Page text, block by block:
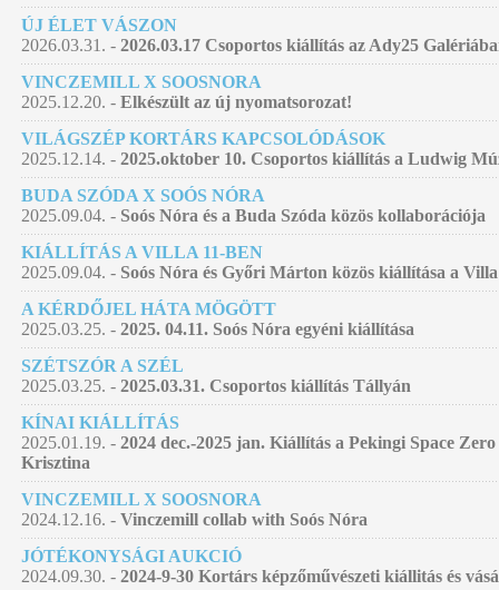
ÚJ ÉLET VÁSZON
2026.03.31. - 2026.03.17 Csoportos kiállítás az Ady25
VINCZEMILL X SOOSNORA
2025.12.20. - Elkészült az új nyomatsorozat!
VILÁGSZÉP KORTÁRS KAPCSOLÓDÁSOK
2025.12.14. - 2025.oktober 10. Csoportos kiállítás a Ludwig
BUDA SZÓDA X SOÓS NÓRA
2025.09.04. - Soós Nóra és a Buda Szóda közös kollaborációja
KIÁLLÍTÁS A VILLA 11-BEN
2025.09.04. - Soós Nóra és Győri Márton közös kiállítása a
A KÉRDŐJEL HÁTA MÖGÖTT
2025.03.25. - 2025. 04.11. Soós Nóra egyéni kiállítása
SZÉTSZÓR A SZÉL
2025.03.25. - 2025.03.31. Csoportos kiállítás Tállyán
KÍNAI KIÁLLÍTÁS
2025.01.19. - 2024 dec.-2025 jan. Kiállítás a Pekingi Space
Krisztina
VINCZEMILL X SOOSNORA
2024.12.16. - Vinczemill collab with Soós Nóra
JÓTÉKONYSÁGI AUKCIÓ
2024.09.30. - 2024-9-30 Kortárs képzőművészeti kiállitás és